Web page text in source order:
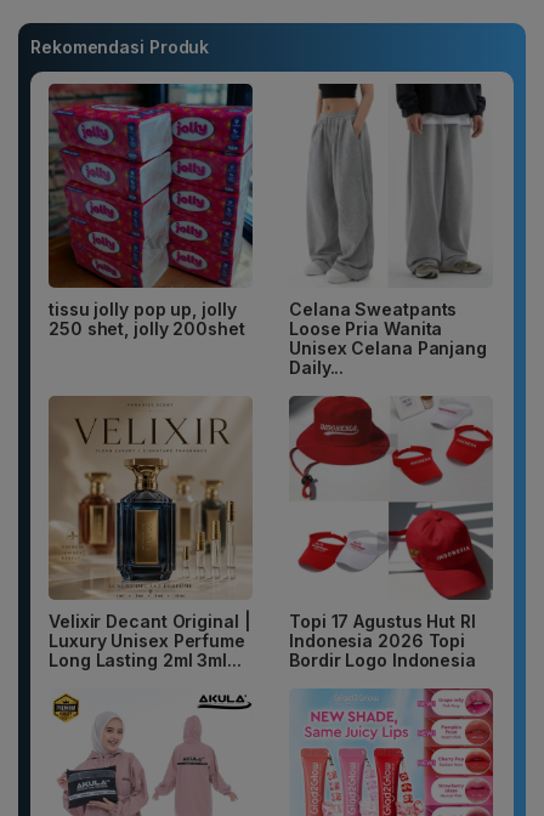
Rekomendasi Produk
tissu jolly pop up, jolly
250 shet, jolly 200shet
Celana Sweatpants
Loose Pria Wanita
Unisex Celana Panjang
Daily...
Velixir Decant Original |
Luxury Unisex Perfume
Long Lasting 2ml 3ml...
Topi 17 Agustus Hut RI
Indonesia 2026 Topi
Bordir Logo Indonesia